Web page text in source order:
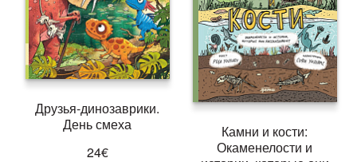
Друзья-динозаврики.
День смеха
24€
Камни и кости:
Окаменелости и